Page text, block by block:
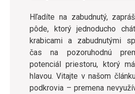
Hľadíte na zabudnutý,
pôde, ktorý jednoducho
krabicami a zabudnutými
čas na pozoruhodnú
potenciál priestoru, ktorý
hlavou. Vitajte v našom
podkrovia – premena